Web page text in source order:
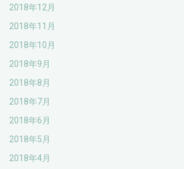
2018年12月
2018年11月
2018年10月
2018年9月
2018年8月
2018年7月
2018年6月
2018年5月
2018年4月